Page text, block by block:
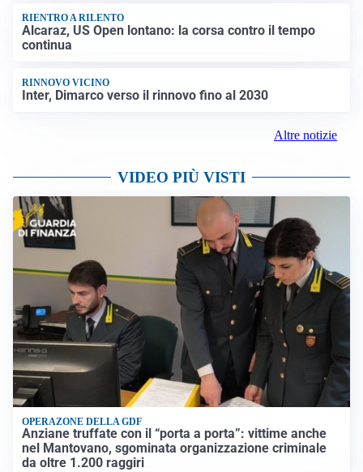
RIENTRO A RILENTO
Alcaraz, US Open lontano: la corsa contro il tempo
continua
RINNOVO VICINO
Inter, Dimarco verso il rinnovo fino al 2030
Altre notizie
VIDEO PIÙ VISTI
OPERAZONE DELLA GDF
Anziane truffate con il “porta a porta”: vittime anche
nel Mantovano, sgominata organizzazione criminale
da oltre 1.200 raggiri